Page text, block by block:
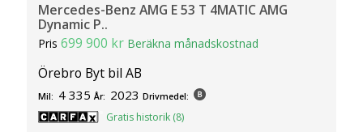
Mercedes-Benz AMG E 53 T 4MATIC AMG
Dynamic P..
Pris699 900 kr Beräkna månadskostnad
Örebro Byt bil AB
Mil: 4 335 År: 2023 Drivmedel:
Gratis historik (8)